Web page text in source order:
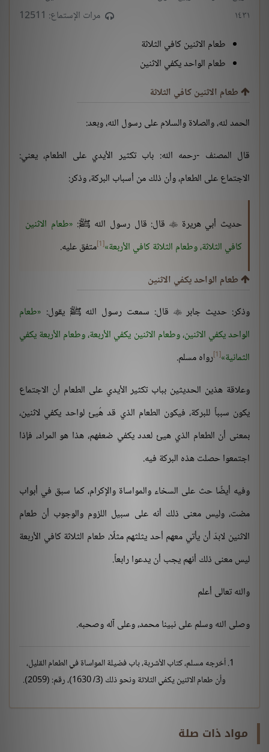
١٤٣١
مرات الإستماع: 12511
طعام الاثنين كافي الثلاثة
طعام الواحد يكفي الاثنين
طعام الاثنين كافي الثلاثة
الحمد لله، والصلاة والسلام على رسول الله، وبعد:
قال المصنف -رحمه الله: باب تكثير الأيدي على الطعام، يعني:
الاجتماع على الطعام، وأن ذلك من أسباب البركة، وذكر:
حديث أبي هريرة قال: قال رسول الله ﷺ: طعام الاثنين
كافي الثلاثة، وطعام الثلاثة كافي الأربعة [1] متفق عليه.
طعام الواحد يكفي الاثنين
وذكر: حديث جابر قال: سمعت رسول الله ﷺ يقول:
طعام
الواحد يكفي الاثنين، وطعام الاثنين يكفي الأربعة، وطعام الأربعة يكفي
الثمانية [1] رواه مسلم.
وعلاقة هذين الحديثين بباب تكثير الأيدي على الطعام أن الاجتماع
يكون سبباً للبركة، فيكون الطعام الذي قد هُيئ لواحد يكفي لاثنين،
بمعنى أن الطعام الذي هيئ لعدد يكفي ضعفهم، هذا هو المراد، فإذا
اجتمعوا حصلت هذه البركة فيه.
وفيه أيضًا حث على السخاء والمواساة والإكرام، كما سبق في أبواب
مضت، وليس معنى ذلك أنه على سبيل اللزوم والوجوب أن طعام
الاثنين لابدّ أن يأتي معهم أحد يثلثهم مثلًا، طعام الثلاثة كافي الأربعة
ليس معنى ذلك أنهم يجب أن يدعوا رابعاً.
والله تعالى أعلم
وصلى الله وسلم على نبينا محمد، وعلى آله وصحبه.
أخرجه مسلم، كتاب الأشربة، باب فضيلة المواساة في الطعام القليل،
وأن طعام الاثنين يكفي الثلاثة ونحو ذلك (3/ 1630)، رقم: (2059).
مواد ذات صلة